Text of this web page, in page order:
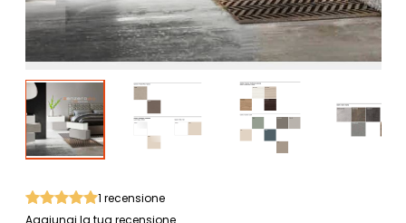
1 recensione
Aggiungi la tua recensione